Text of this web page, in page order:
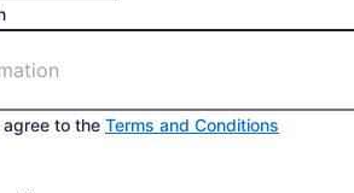
to the Terms and Conditions